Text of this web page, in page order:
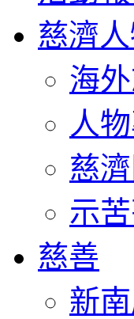
慈濟
海
人
慈
示
慈善
新